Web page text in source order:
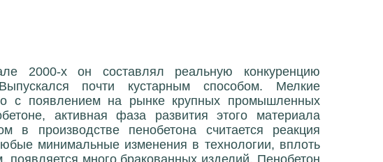
2000-х он составлял реальную конкуренцию
почти кустарным способом. Мелкие
с появлением на рынке крупных промышленных
активная фаза развития этого материала
в производстве пенобетона считается реакция
минимальные изменения в технологии, вплоть
много бракованных изделий. Пенобетон